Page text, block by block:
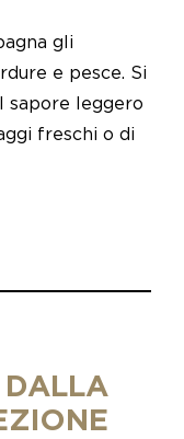
gli
e pesce. Si
sapore leggero
freschi o di
DALLA